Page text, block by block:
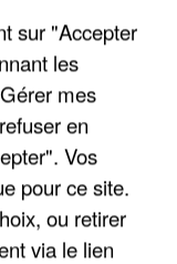
Voir plus
DES
sur "Accepter
les
mes
en
Vos
pour ce site.
ou retirer
via le lien